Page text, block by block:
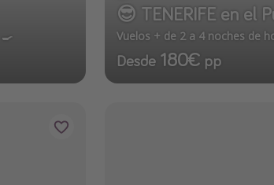
😎 TENERIFE en el
Vuelos + de 2 a 4 noches de
Desde 180€ pp